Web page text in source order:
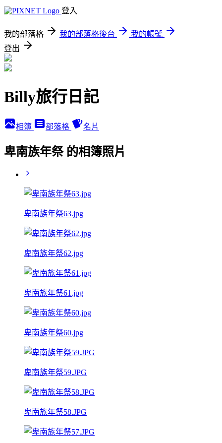
登入
我的部落格 我的部落格後台
我的帳號
登出
Billy旅行日記
相簿 部落格 名片
卑南族年祭 的相簿照片
卑南族年祭63.jpg
卑南族年祭62.jpg
卑南族年祭61.jpg
卑南族年祭60.jpg
卑南族年祭59.JPG
卑南族年祭58.JPG